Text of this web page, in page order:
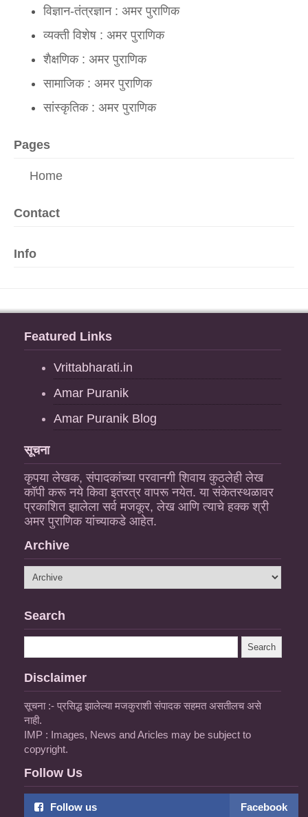
विज्ञान-तंत्रज्ञान : अमर पुराणिक
व्यक्ती विशेष : अमर पुराणिक
शैक्षणिक : अमर पुराणिक
सामाजिक : अमर पुराणिक
सांस्कृतिक : अमर पुराणिक
Pages
Home
Contact
Info
Featured Links
Vrittabharati.in
Amar Puranik
Amar Puranik Blog
सूचना
कृपया लेखक, संपादकांच्या परवानगी शिवाय कुठलेही लेख
कॉपी करू नये किवा इतरत्र वापरू नयेत. या संकेतस्थळावर
प्रकाशित झालेला सर्व मजकूर, लेख आणि त्याचे हक्क श्री
अमर पुराणिक यांच्याकडे आहेत.
Archive
Search
Disclaimer
सूचना :- प्रसिद्ध झालेल्या मजकुराशी संपादक सहमत असतीलच असे
नाही.
IMP : Images, News and Aricles may be subject to
copyright.
Follow Us
Follow us Facebook